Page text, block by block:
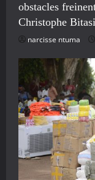
obstacles
Christophe
narcisse ntuma